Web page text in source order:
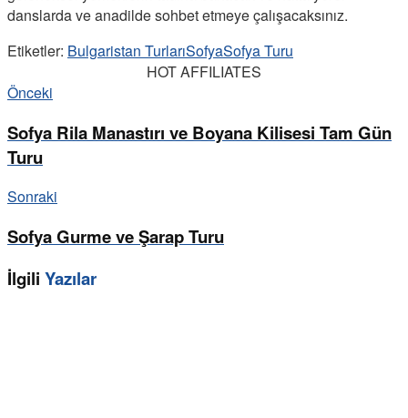
danslarda ve anadilde sohbet etmeye çalışacaksınız.
Etiketler: Bulgaristan TurlarıSofyaSofya Turu
HOT AFFILIATES
Önceki
Sofya Rila Manastırı ve Boyana Kilisesi Tam Gün
Turu
Sonraki
Sofya Gurme ve Şarap Turu
İlgili Yazılar